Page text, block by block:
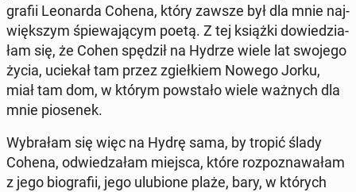
gra­fii Le­onar­da Cohena, który zawsze był dla mnie naj­
więk­szym śpie­wa­ją­cym poetą. Z tej książki do­wie­dzia­
łam się, że Cohen spędził na Hydrze wiele lat swojego
życia, uciekał tam przez zgieł­kiem Nowego Jorku,
miał tam dom, w którym po­wsta­ło wiele ważnych dla
mnie pio­se­nek.
Wy­bra­łam się więc na Hydrę sama, by tropić ślady
Cohena, od­wie­dza­łam miejsca, które roz­po­zna­wa­łam
z jego bio­gra­fii, jego ulu­bio­ne plaże, bary, w których